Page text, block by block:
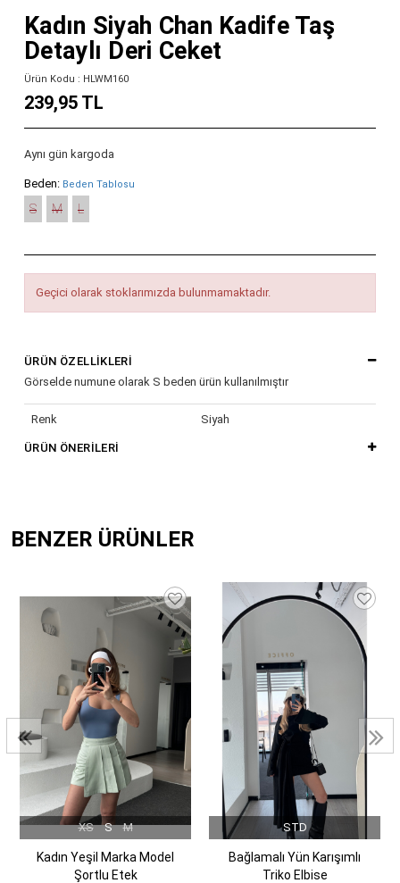
Kadın Siyah Chan Kadife Taş
Detaylı Deri Ceket
Ürün Kodu : HLWM160
239,95 TL
Aynı gün kargoda
Beden: Beden Tablosu
S M L
Geçici olarak stoklarımızda bulunmamaktadır.
ÜRÜN ÖZELLIKLERI
Görselde numune olarak S beden ürün kullanılmıştır
Renk Siyah
ÜRÜN ÖNERILERI
BENZER ÜRÜNLER
XS S M
Kadın Yeşil Marka Model
Şortlu Etek
STD
Bağlamalı Yün Karışımlı
Triko Elbise